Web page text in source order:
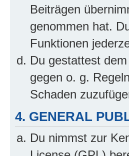
Beiträgen
genommen hat.
Funktionen
Du gestattest
gegen o. g.
Schaden
4. GENERAL
Du nimmst zur